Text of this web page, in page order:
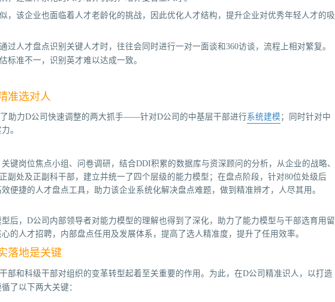
，该企业也面临着人才老龄化的挑战，因此优化人才结构，提升企业对优秀年轻人才的吸
过人才盘点识别关键人才时，往往会同时进行一对一面谈和360访谈，流程上相对繁复。
标准不一，识别英才难以达成一致。
准选对人
助力D公司快速调整的两大抓手——针对D公司的中基层干部进行系统建模 ；同时针对中
。
键岗位焦点小组、问卷调研，结合DDI积累的数据库与资深顾问的分析，从企业的战略、
副处及正副科干部，建立并统一了四个层级的能力模型；在盘点阶段，针对80位处级后
便捷的人才盘点工具，助力该企业系统化解决盘点难题，做到精准辨才，人尽其用。
后，D公司内部领导者对能力模型的理解也得到了深化，助力了能力模型与干部选育用留
的人才招聘，内部盘点任用及发展体系，提高了选人精准度，提升了任用效率。
落地是关键
部和科级干部对组织的变革转型起着至关重要的作用。为此，在D公司精准识人，以打造
了以下两大关键：